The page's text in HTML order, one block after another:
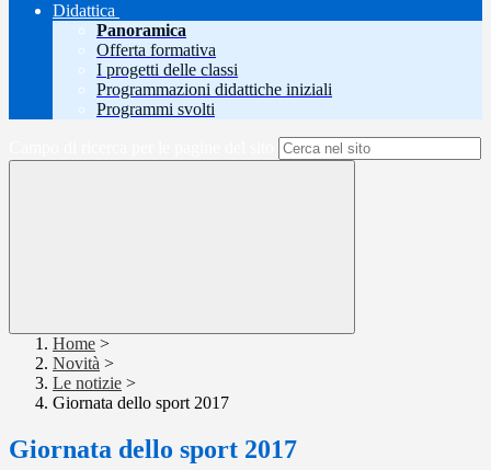
Didattica
Panoramica
Offerta formativa
I progetti delle classi
Programmazioni didattiche iniziali
Programmi svolti
Home >
Novità >
Le notizie >
Giornata dello sport 2017
Giornata dello sport 2017